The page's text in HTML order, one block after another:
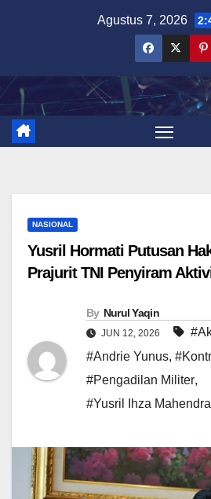
Agustus 7, 2026
NASIONAL
Yusril Hormati Putusan
Prajurit TNI Penyiram
By Nurul Yaqin
JUN 12, 2026
#Andrie Yunus,
#Pengadilan Militer,
#Yusril Ihza Mahendra